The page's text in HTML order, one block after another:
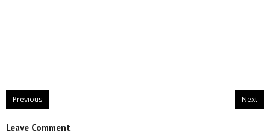
Previous Next
Leave Comment